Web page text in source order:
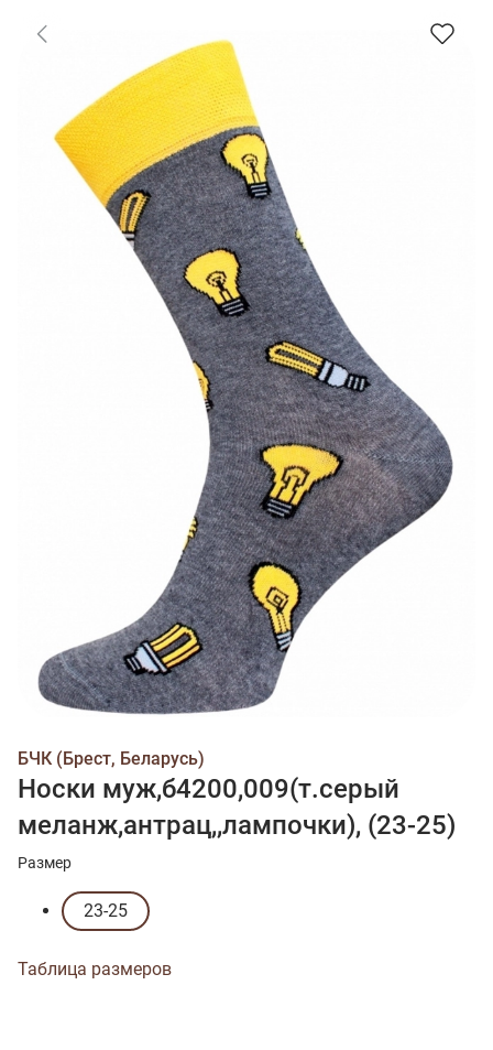
БЧК (Брест, Беларусь)
Носки муж,б4200,009(т.серый
меланж,антрац,,лампочки), (23-25)
Размер
23-25
Таблица размеров